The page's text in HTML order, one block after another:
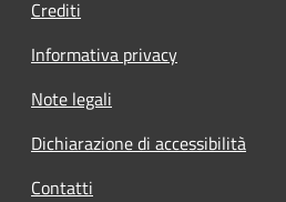
Crediti
Informativa privacy
Note legali
Dichiarazione di accessibilità
Contatti